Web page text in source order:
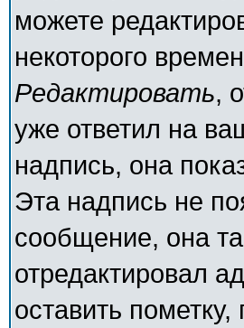
можете
некоторого
Редактировать,
уже ответил на
надпись, она
Эта надпись не
сообщение, она
отредактировал
оставить